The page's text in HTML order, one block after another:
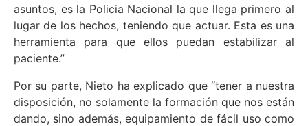
asuntos, es la Policia Nacional la que llega primero al
lugar de los hechos, teniendo que actuar. Esta es una
herramienta para que ellos puedan estabilizar al
paciente.”
Por su parte, Nieto ha explicado que “tener a nuestra
disposición, no solamente la formación que nos están
dando, sino además, equipamiento de fácil uso como